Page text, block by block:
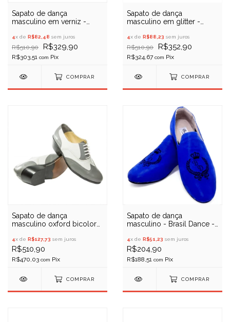
Sapato de dança
masculino em verniz -
Liquidação
4x de R$82,48 sem juros
R$510,90 R$329,90
R$303,51 com
COMPRAR
Sapato de dança
masculino em glitter -
4x de R$88,23 sem juros
R$510,90 R$352,90
R$324,67 com
COMPRAR
Sapato de dança
masculino oxford bicolor
4x de R$127,73 sem juros
R$510,90
R$470,03 com
COMPRAR
Sapato de dança
masculino - Brasil Dance -
4x de R$51,23 sem juros
R$204,90
R$188,51 com
COMPRAR